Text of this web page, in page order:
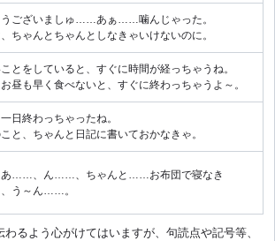
うございましゅ……あぁ……噛んじゃった。
ちゃんとちゃんとしなきゃいけないのに。
とをしていると、すぐに時間が経っちゃうね。
昼も早く食べないと、すぐに終わっちゃうよ～。
日終わっちゃったね。
と、ちゃんと日記に書いておかなきゃ。
あ……、ん……、ちゃんと……お布団で寝なき
う～ん……。
るよう心がけてはいますが、句読点や記号等、